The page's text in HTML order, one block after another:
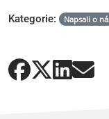
Kategorie: Napsali o